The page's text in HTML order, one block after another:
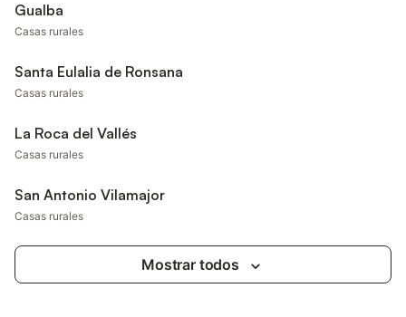
Gualba
Casas rurales
Santa Eulalia de Ronsana
Casas rurales
La Roca del Vallés
Casas rurales
San Antonio Vilamajor
Casas rurales
Mostrar todos